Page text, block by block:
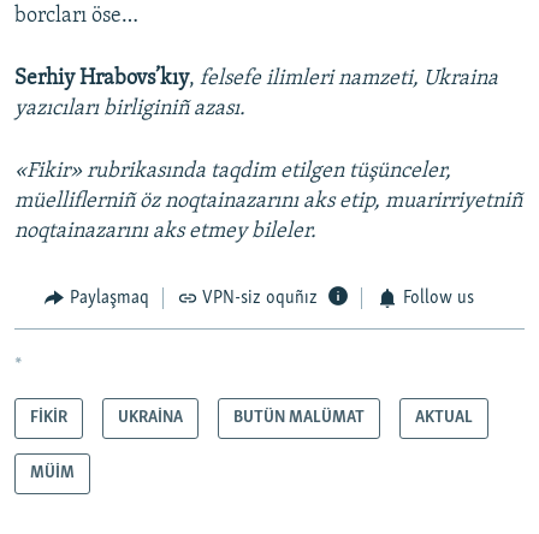
borcları öse…
Serhiy Hrabovs’kıy, felsefe ilimleri namzeti, Ukraina
yazıcıları birliginiñ azası.
«Fikir» rubrikasında taqdim etilgen tüşünceler,
müelliflerniñ öz noqtainazarını aks etip, muarirriyetniñ
noqtainazarını aks etmey bileler.
Paylaşmaq VPN-siz oquñız Follow us
*
FİKİR UKRAİNA BUTÜN MALÜMAT AKTUAL
MÜİM